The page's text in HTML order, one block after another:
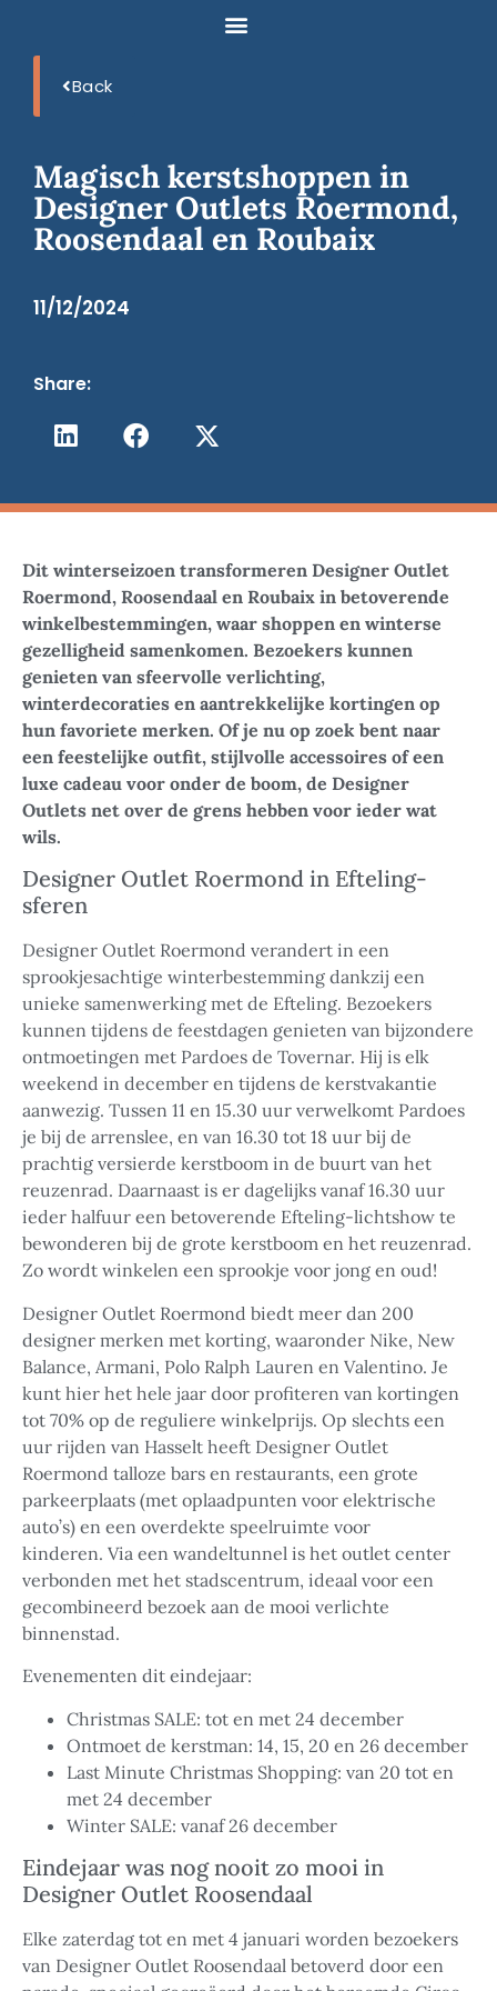
Back
Magisch kerstshoppen in
Designer Outlets Roermond,
Roosendaal en Roubaix
11/12/2024
Share:
Dit winterseizoen transformeren Designer Outlet
Roermond, Roosendaal en Roubaix in betoverende
winkelbestemmingen, waar shoppen en winterse
gezelligheid samenkomen. Bezoekers kunnen
genieten van sfeervolle verlichting,
winterdecoraties en aantrekkelijke kortingen op
hun favoriete merken. Of je nu op zoek bent naar
een feestelijke outfit, stijlvolle accessoires of een
luxe cadeau voor onder de boom, de Designer
Outlets net over de grens hebben voor ieder wat
wils.
Designer Outlet Roermond in Efteling-
sferen
Designer Outlet Roermond verandert in een
sprookjesachtige winterbestemming dankzij een
unieke samenwerking met de Efteling. Bezoekers
kunnen tijdens de feestdagen genieten van bijzondere
ontmoetingen met Pardoes de Tovernar. Hij is elk
weekend in december en tijdens de kerstvakantie
aanwezig. Tussen 11 en 15.30 uur verwelkomt Pardoes
je bij de arrenslee, en van 16.30 tot 18 uur bij de
prachtig versierde kerstboom in de buurt van het
reuzenrad. Daarnaast is er dagelijks vanaf 16.30 uur
ieder halfuur een betoverende Efteling-lichtshow te
bewonderen bij de grote kerstboom en het reuzenrad.
Zo wordt winkelen een sprookje voor jong en oud!
Designer Outlet Roermond biedt meer dan 200
designer merken met korting, waaronder Nike, New
Balance, Armani, Polo Ralph Lauren en Valentino. Je
kunt hier het hele jaar door profiteren van kortingen
tot 70% op de reguliere winkelprijs. Op slechts een
uur rijden van Hasselt heeft Designer Outlet
Roermond talloze bars en restaurants, een grote
parkeerplaats (met oplaadpunten voor elektrische
auto’s) en een overdekte speelruimte voor
kinderen. Via een wandeltunnel is het outlet center
verbonden met het stadscentrum, ideaal voor een
gecombineerd bezoek aan de mooi verlichte
binnenstad.
Evenementen dit eindejaar:
Christmas SALE: tot en met 24 december
Ontmoet de kerstman: 14, 15, 20 en 26 december
Last Minute Christmas Shopping: van 20 tot en
met 24 december
Winter SALE: vanaf 26 december
Eindejaar was nog nooit zo mooi in
Designer Outlet Roosendaal
Elke zaterdag tot en met 4 januari worden bezoekers
van Designer Outlet Roosendaal betoverd door een